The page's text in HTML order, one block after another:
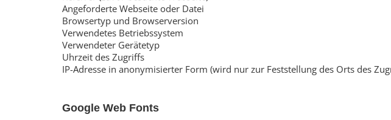
Angeforderte Webseite oder Datei
Browsertyp und Browserversion
Verwendetes Betriebssystem
Verwendeter Gerätetyp
Uhrzeit des Zugriffs
IP-Adresse in anonymisierter Form (wird nur zur Feststellung des Orts des
Google Web Fonts